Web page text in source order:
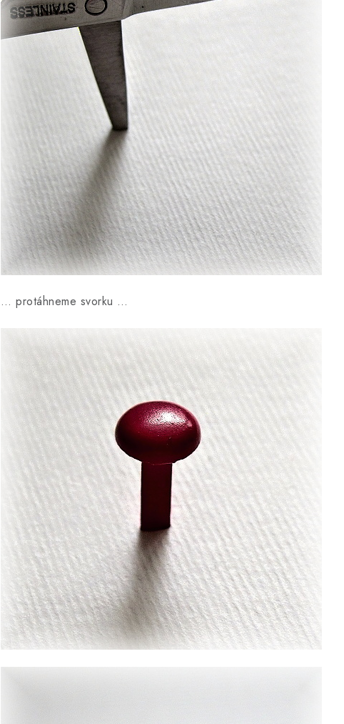
… protáhneme svorku …